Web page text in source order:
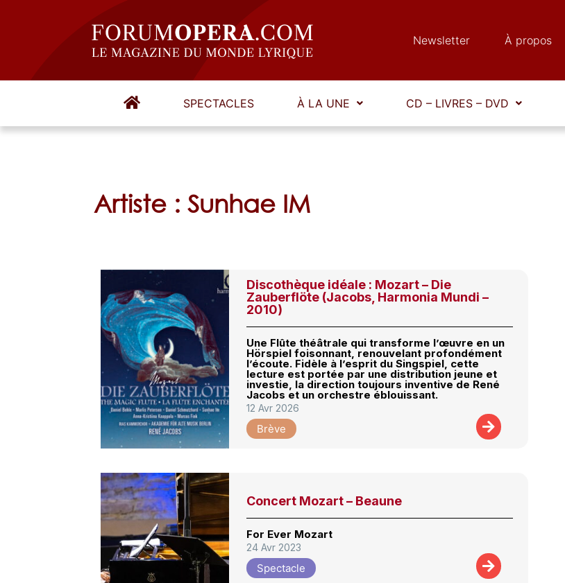
Newsletter À propos
SPECTACLES À LA UNE CD – LIVRES – DVD
Artiste : Sunhae IM
Discothèque idéale : Mozart – Die
Zauberflöte (Jacobs, Harmonia Mundi –
2010)
Une Flûte théâtrale qui transforme l’œuvre en un
Hörspiel foisonnant, renouvelant profondément
l’écoute. Fidèle à l’esprit du Singspiel, cette
lecture est portée par une distribution jeune et
investie, la direction toujours inventive de René
Jacobs et un orchestre éblouissant.
12 Avr 2026
Brève
Concert Mozart – Beaune
For Ever Mozart
24 Avr 2023
Spectacle